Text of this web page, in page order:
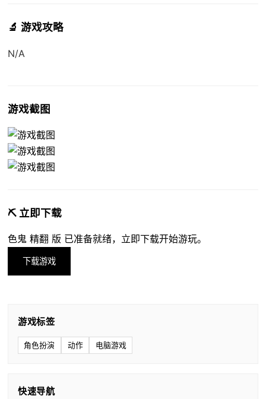
🔬 游戏攻略
N/A
游戏截图
⛏️ 立即下载
色鬼 精翻 版 已准备就绪，立即下载开始游玩。
下载游戏
游戏标签
角色扮演 动作 电脑游戏
快速导航